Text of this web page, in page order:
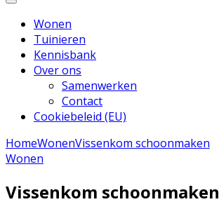
Huizen en Tuinen
Inspiratie voor wonen en tuinieren
Wonen
Tuinieren
Kennisbank
Over ons
Samenwerken
Contact
Cookiebeleid (EU)
HomeWonenVissenkom schoonmaken
Wonen
Vissenkom schoonmaken